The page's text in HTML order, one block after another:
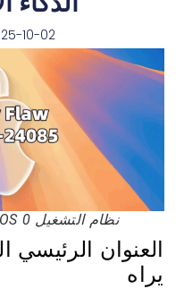
10-02
نظام التشغيل IOS 0 يوم 2025-2025-24085
العنوان الرئيسي
يراه